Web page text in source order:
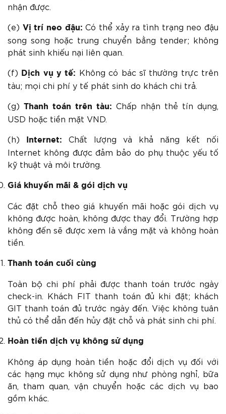
nhận được.
(e) Vị trí neo đậu: Có thể xảy ra tình trạng neo đậu
song song hoặc trung chuyển bằng tender; không
phát sinh khiếu nại liên quan.
(f)
Dịch vụ y tế: Không có bác sĩ thường trực trên
tàu; mọi chi phí y tế phát sinh do khách chi trả.
(g) Thanh toán trên tàu: Chấp nhận thẻ tín dụng,
USD hoặc tiền mặt VND.
(h)
Internet:
Chất lượng và khả năng kết nối
Internet không được đảm bảo do phụ thuộc yếu tố
kỹ thuật và môi trường.
Giá khuyến mãi & gói dịch vụ
Các đặt chỗ theo giá khuyến mãi hoặc gói dịch vụ
không được hoàn, không được thay đổi. Trường hợp
không đến sẽ được xem là vắng mặt và không hoàn
tiền.
Thanh toán cuối cùng
Toàn bộ chi phí phải được thanh toán trước ngày
check-in. Khách FIT thanh toán đủ khi đặt; khách
GIT thanh toán đủ trước ngày đến. Việc không tuân
thủ có thể dẫn đến hủy đặt chỗ và phát sinh chi phí.
Hoàn tiền dịch vụ không sử dụng
Không áp dụng hoàn tiền hoặc đổi dịch vụ đối với
các hạng mục không sử dụng như phòng nghỉ, bữa
ăn, tham quan, vận chuyển hoặc các dịch vụ bao
gồm khác.